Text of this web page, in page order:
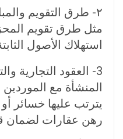
۲- طرق التقويم
مثل طرق تقويم
استهلاك الأصول
3- العقود التجارية
المنشأة مع الموردين
يترتب عليها خسائر
رهن عقارات لضمان